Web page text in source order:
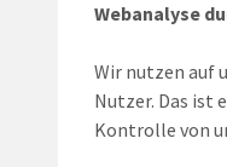
Webanalyse
Wir nutzen auf
Nutzer. Das ist
Kontrolle von